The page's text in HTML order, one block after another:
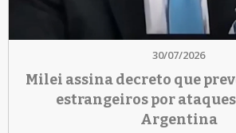
30/07/2026
Milei assina decreto que
estrangeiros por
Argentina